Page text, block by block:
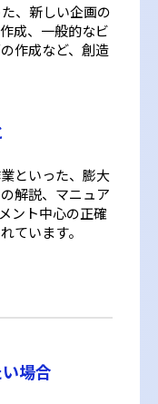
、新しい企画の
成、一般的なビ
作成など、創造
といった、膨大
解説、マニュア
ント中心の正確
ています。
場合